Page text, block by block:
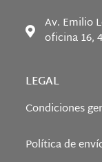
Av. Emilio
oficina 16,
LEGAL
Condiciones
Política de